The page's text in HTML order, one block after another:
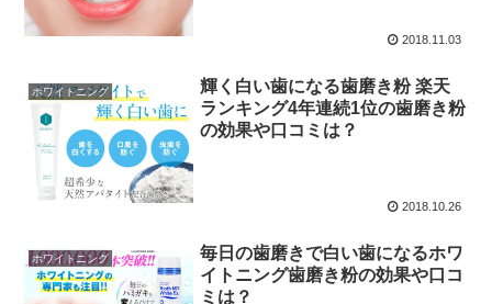
2018.11.03
ホワイトニング
輝く白い歯になる歯磨き粉 楽天
ランキング4年連続1位の歯磨き粉
の効果や口コミは？
2018.10.26
ホワイトニング
毎日の歯磨きで白い歯になるホワ
イトニング歯磨き粉の効果や口コ
ミは？